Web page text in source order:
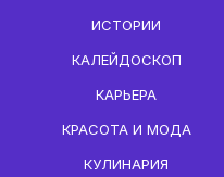
ИСТОРИИ
КАЛЕЙДОСКОП
КАРЬЕРА
КРАСОТА И МОДА
КУЛИНАРИЯ